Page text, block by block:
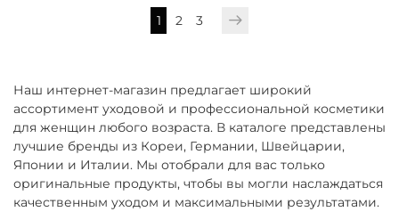
1 2 3
Наш интернет-магазин предлагает широкий
ассортимент уходовой и профессиональной косметики
для женщин любого возраста. В каталоге представлены
лучшие бренды из Кореи, Германии, Швейцарии,
Японии и Италии. Мы отобрали для вас только
оригинальные продукты, чтобы вы могли наслаждаться
качественным уходом и максимальными результатами.